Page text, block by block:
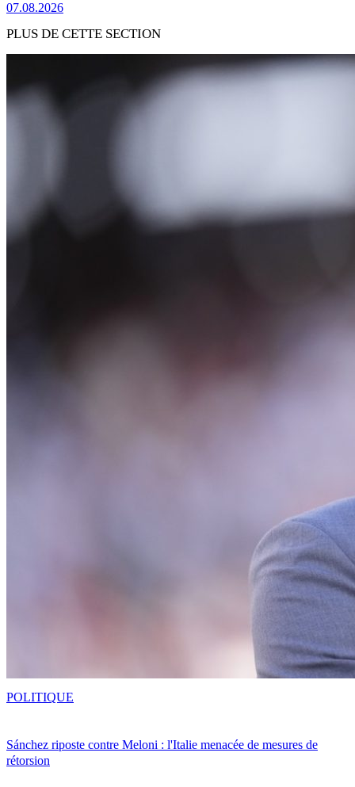
07.08.2026
PLUS DE CETTE SECTION
Sánchez riposte contre Meloni : l'Italie menacée de mesures de
rétorsion
POLITIQUE